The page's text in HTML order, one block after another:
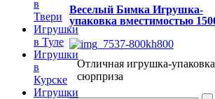
Веселый Бимка Игрушка-
упаковка вместимостью
Отличная игрушка-
сюрприза
в
Твери
Игрушки
в Туле
Игрушки
в
Курске
Игрушки